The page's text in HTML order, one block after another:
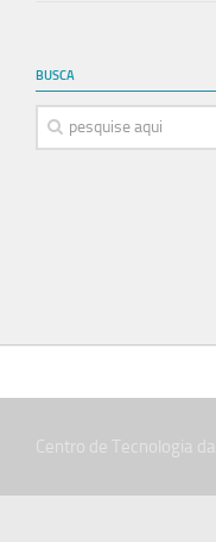
BUSCA
Centro de Tecnologia